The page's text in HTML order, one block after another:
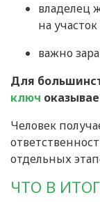
владелец
на
важно
Для
ключ
Человек
отдельных
ЧТО В